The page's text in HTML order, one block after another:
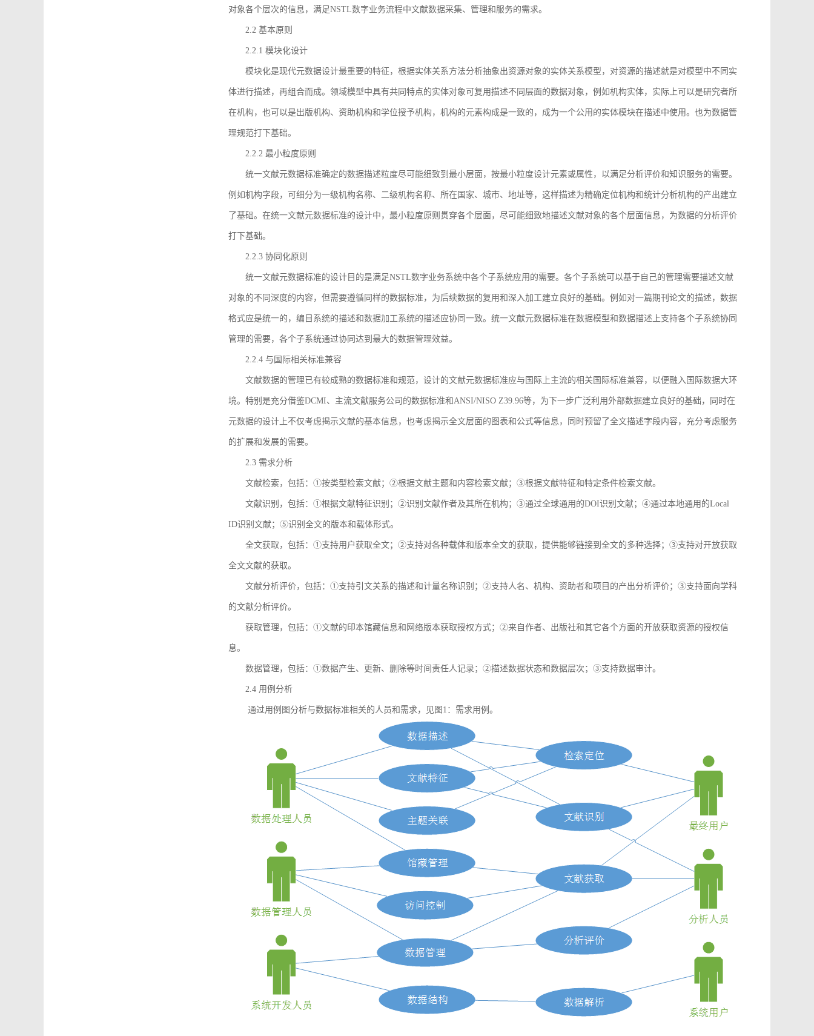
对象各个层次的信息，满足NSTL数字业务流程中文献数据采集、管理和服务的需求。
2.2 基本原则
2.2.1 模块化设计
模块化是现代元数据设计最重要的特征，根据实体关系方法分析抽象出资源对象的实体关系模型，对资源的描述就是对模型中不同实
体进行描述，再组合而成。领域模型中具有共同特点的实体对象可复用描述不同层面的数据对象，例如机构实体，实际上可以是研究者所
在机构，也可以是出版机构、资助机构和学位授予机构，机构的元素构成是一致的，成为一个公用的实体模块在描述中使用。也为数据管
理规范打下基础。
2.2.2 最小粒度原则
统一文献元数据标准确定的数据描述粒度尽可能细致到最小层面，按最小粒度设计元素或属性，以满足分析评价和知识服务的需要。
例如机构字段，可细分为一级机构名称、二级机构名称、所在国家、城市、地址等，这样描述为精确定位机构和统计分析机构的产出建立
了基础。在统一文献元数据标准的设计中，最小粒度原则贯穿各个层面，尽可能细致地描述文献对象的各个层面信息，为数据的分析评价
打下基础。
2.2.3 协同化原则
统一文献元数据标准的设计目的是满足NSTL数字业务系统中各个子系统应用的需要。各个子系统可以基于自己的管理需要描述文献
对象的不同深度的内容，但需要遵循同样的数据标准，为后续数据的复用和深入加工建立良好的基础。例如对一篇期刊论文的描述，数据
格式应是统一的，编目系统的描述和数据加工系统的描述应协同一致。统一文献元数据标准在数据模型和数据描述上支持各个子系统协同
管理的需要，各个子系统通过协同达到最大的数据管理效益。
2.2.4 与国际相关标准兼容
文献数据的管理已有较成熟的数据标准和规范，设计的文献元数据标准应与国际上主流的相关国际标准兼容，以便融入国际数据大环
境。特别是充分借鉴DCMI、主流文献服务公司的数据标准和ANSI/NISO Z39.96等，为下一步广泛利用外部数据建立良好的基础，同时在
元数据的设计上不仅考虑揭示文献的基本信息，也考虑揭示全文层面的图表和公式等信息，同时预留了全文描述字段内容，充分考虑服务
的扩展和发展的需要。
2.3 需求分析
文献检索，包括：①按类型检索文献；②根据文献主题和内容检索文献；③根据文献特征和特定条件检索文献。
文献识别，包括：①根据文献特征识别；②识别文献作者及其所在机构；③通过全球通用的DOI识别文献；④通过本地通用的Local
ID识别文献；⑤识别全文的版本和载体形式。
全文获取，包括：①支持用户获取全文；②支持对各种载体和版本全文的获取，提供能够链接到全文的多种选择；③支持对开放获取
全文文献的获取。
文献分析评价，包括：①支持引文关系的描述和计量名称识别；②支持人名、机构、资助者和项目的产出分析评价；③支持面向学科
的文献分析评价。
获取管理，包括：①文献的印本馆藏信息和网络版本获取授权方式；②来自作者、出版社和其它各个方面的开放获取资源的授权信
息。
数据管理，包括：①数据产生、更新、删除等时间责任人记录；②描述数据状态和数据层次；③支持数据审计。
2.4 用例分析
通过用例图分析与数据标准相关的人员和需求，见图1：需求用例。